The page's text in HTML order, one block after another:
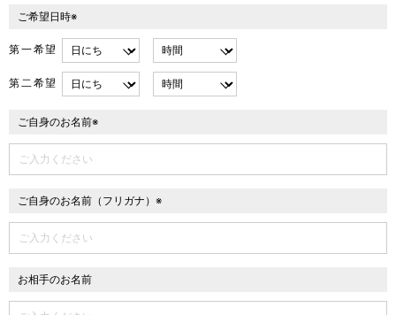
ご希望日時※
第一希望
第二希望
ご自身のお名前※
ご自身のお名前（フリガナ）※
お相手のお名前